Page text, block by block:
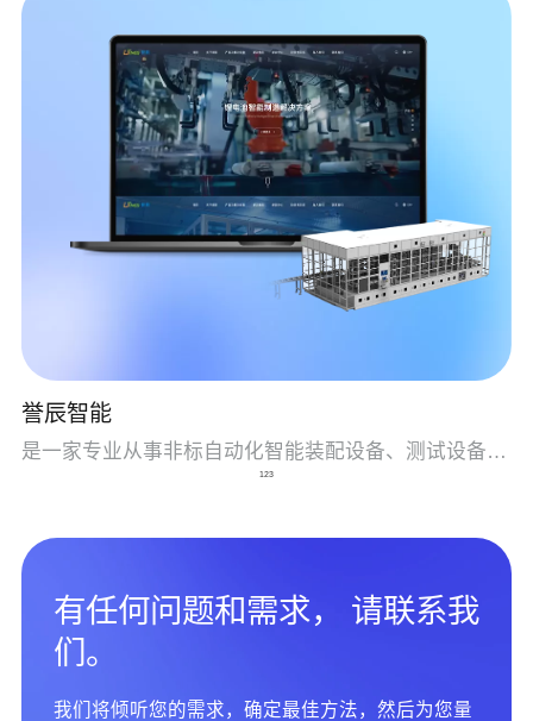
誉辰智能
是一家专业从事非标自动化智能装配设备、测试设备集研发、生产、销售、售后为一体的国家级高新技术企业
123
有任何问题和需求， 请联系我
们。
我们将倾听您的需求，确定最佳方法，然后为您量